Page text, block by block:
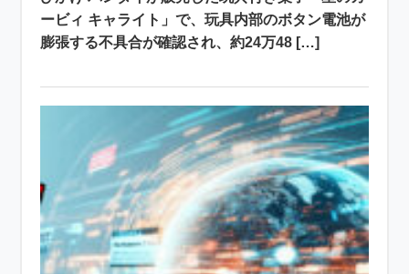
ービィ キャライト」で、玩具内部のボタン電池が
膨張する不具合が確認され、約24万48 […]